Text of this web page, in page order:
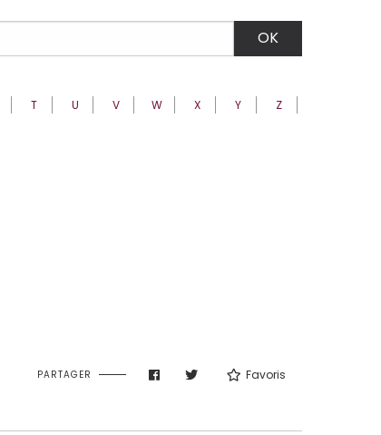
T U V W X Y Z
PARTAGER Favoris